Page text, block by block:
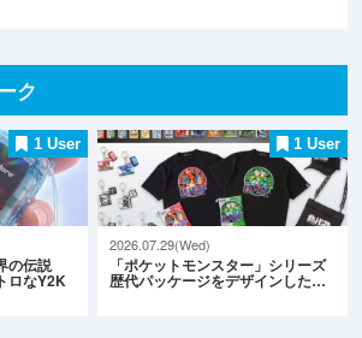
ク
1 User
の伝説
ロなY2K
1 User
2026.07.29(Wed)
「ポケットモンスター」シリーズ
歴代パッケージをデザインした…